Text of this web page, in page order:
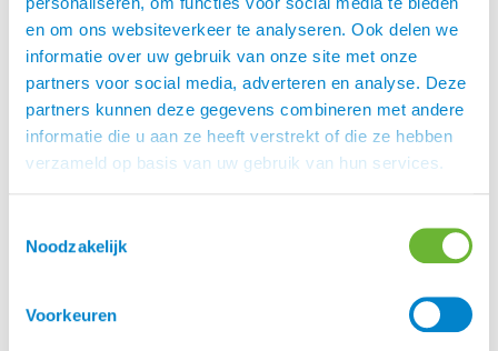
en om ons websiteverkeer te analyseren. Ook delen we
informatie over uw gebruik van onze site met onze
partners voor social media, adverteren en analyse. Deze
partners kunnen deze gegevens combineren met andere
informatie die u aan ze heeft verstrekt of die ze hebben
verzameld op basis van uw gebruik van hun services.
Noodzakelijk
Voorkeuren
mee om kunt gaan.
Details Longeren met Takt
Mireille den Hoed
Uitvoering: